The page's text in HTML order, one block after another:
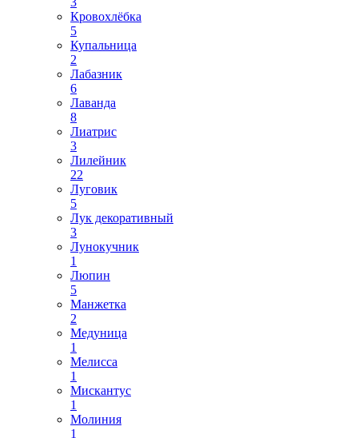
Кровохлёбка
5
Купальница
2
Лабазник
6
Лаванда
8
Лиатрис
3
Лилейник
22
Луговик
5
Лук декоративный
3
Лунокучник
1
Люпин
5
Манжетка
2
Медуница
1
Мелисса
1
Мискантус
1
Молиния
1